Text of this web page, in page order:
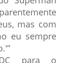
mas com
eu sempre
para o